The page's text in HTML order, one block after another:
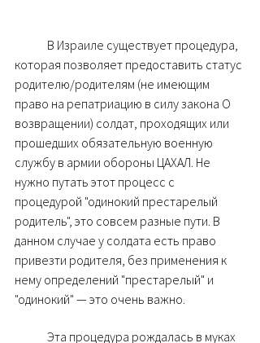
которая позволяет предоставить статус
родителю/родителям (не имеющим
право на репатриацию в силу закона О
возвращении) солдат, проходящих или
прошедших обязательную военную
службу в армии обороны ЦАХАЛ. Не
нужно путать этот процесс с
процедурой "одинокий престарелый
родитель", это совсем разные пути. В
данном случае у солдата есть право
привезти родителя, без применения к
нему определений "престарелый" и
"одинокий" — это очень важно.